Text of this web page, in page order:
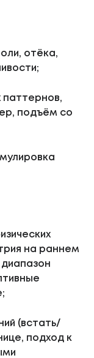
отёка,
паттернов,
подъём со
на раннем
(встать/
подход к